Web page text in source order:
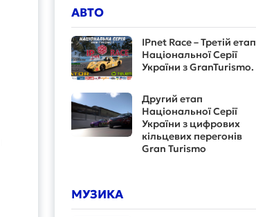
АВТО
IPnet Race – Третій етап
Національної Серії
України з GranTurismo.
Другий етап
Національної Серії
України з цифрових
кільцевих перегонів
Gran Turismo
МУЗИКА